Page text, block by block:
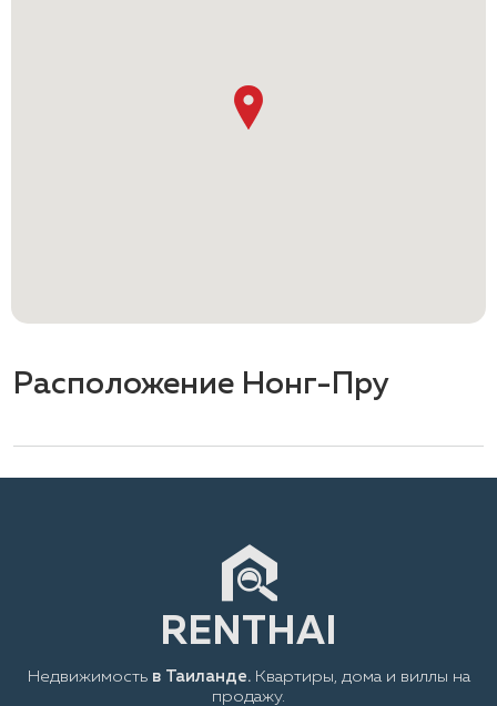
Расположение Нонг-Пру
Недвижимость в Таиланде.Квартиры, дома и виллы на
продажу.